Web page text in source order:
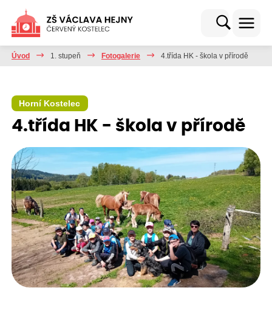
Úvod 1. stupeň Fotogalerie 4.třída HK - škola v přírodě
Horní Kostelec
4.třída HK - škola v přírodě